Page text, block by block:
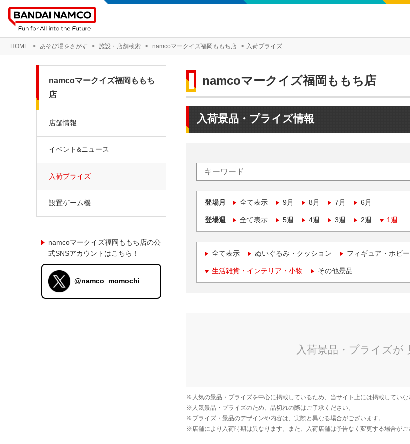
HOME あそび場をさがす 施設・店舗検索 namcoマークイズ福岡ももち店 入荷プライズ
namcoマークイズ福岡ももち店
入荷景品・プライズ情報
登場月 全て表示 9月 8月 7月 6月
登場週 全て表示 5週 4週 3週 2週 1週
全て表示 ぬいぐるみ・クッション フィギュア・ホビー
生活雑貨・インテリア・小物 その他景品
namcoマークイズ福岡ももち
店
店舗情報
イベント&ニュース
入荷プライズ
設置ゲーム機
namcoマークイズ福岡ももち店の公
式SNSアカウントはこちら！
@namco_momochi